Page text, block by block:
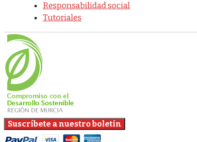
Responsabilidad social
Tutoriales